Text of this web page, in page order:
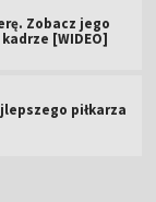
Zobacz jego
[WIDEO]
piłkarza